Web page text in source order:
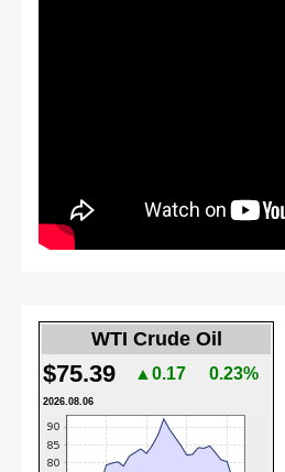
WTI Crude Oil
$75.39 ▲0.17 0.23%
2026.08.06